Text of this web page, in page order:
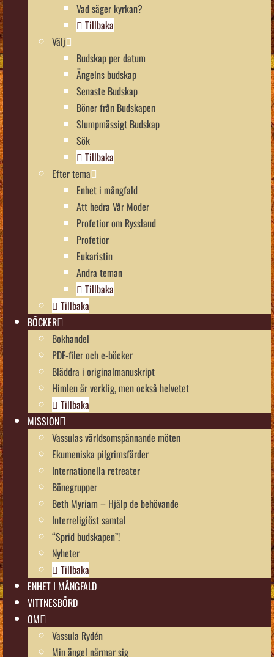
Vad säger kyrkan?
Tillbaka
Välj
Budskap per datum
Ängelns budskap
Senaste Budskap
Böner från Budskapen
Slumpmässigt Budskap
Sök
Tillbaka
Efter tema
Enhet i mångfald
Att hedra Vår Moder
Profetior om Ryssland
Profetior
Eukaristin
Andra teman
Tillbaka
Tillbaka
BÖCKER
Bokhandel
PDF-filer och e-böcker
Bläddra i originalmanuskript
Himlen är verklig, men också helvetet
Tillbaka
MISSION
Vassulas världsomspännande möten
Ekumeniska pilgrimsfärder
Internationella retreater
Bönegrupper
Beth Myriam – Hjälp de behövande
Interreligiöst samtal
“Sprid budskapen”!
Nyheter
Tillbaka
ENHET I MÅNGFALD
VITTNESBÖRD
OM
Vassula Rydén
Min ängel närmar sig